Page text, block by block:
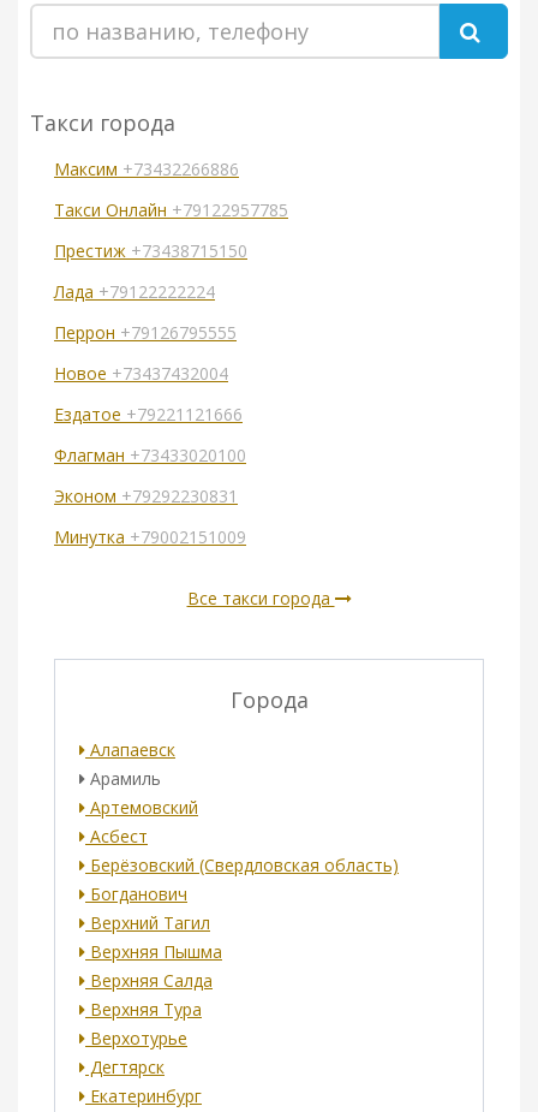
Такси города
Максим +73432266886
Такси Онлайн +79122957785
Престиж +73438715150
Лада +79122222224
Перрон +79126795555
Новое +73437432004
Ездатое +79221121666
Флагман +73433020100
Эконом +79292230831
Минутка +79002151009
Все такси города
Города
Алапаевск
Арамиль
Артемовский
Асбест
Берёзовский (Свердловская область)
Богданович
Верхний Тагил
Верхняя Пышма
Верхняя Салда
Верхняя Тура
Верхотурье
Дегтярск
Екатеринбург